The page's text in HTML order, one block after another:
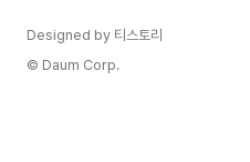
Designed by 티스토리
© Daum Corp.